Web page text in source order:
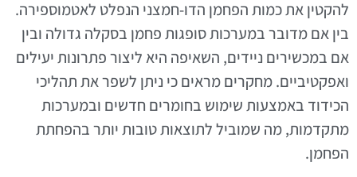
להקטין את כמות הפחמן הדו-חמצני הנפלט לאטמוספירה.
בין אם מדובר במערכות סופגות פחמן בסקלה גדולה ובין
אם במכשירים ניידים, השאיפה היא ליצור פתרונות יעילים
ואפקטיביים. מחקרים מראים כי ניתן לשפר את תהליכי
הכידוד באמצעות שימוש בחומרים חדשים ובמערכות
מתקדמות, מה שמוביל לתוצאות טובות יותר בהפחתת
הפחמן.